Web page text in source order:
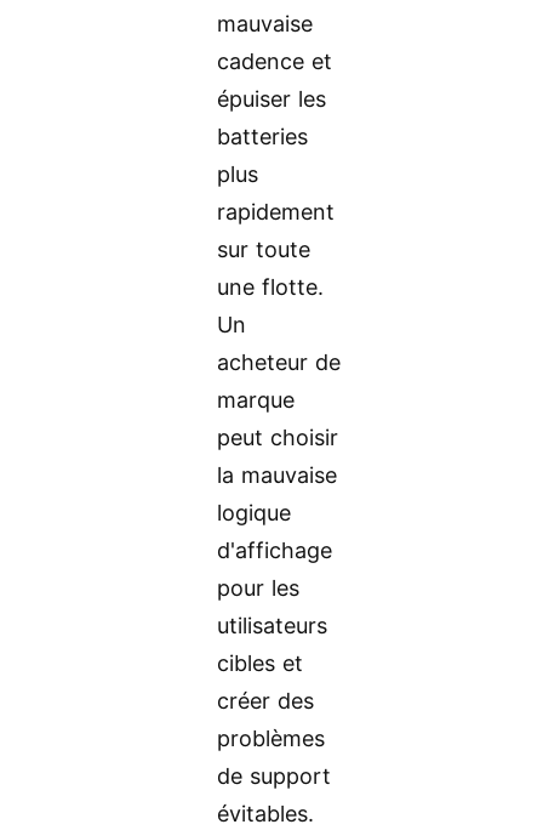
mauvaise
cadence et
épuiser les
batteries
plus
rapidement
sur toute
une flotte.
Un
acheteur de
marque
peut choisir
la mauvaise
logique
d'affichage
pour les
utilisateurs
cibles et
créer des
problèmes
de support
évitables.